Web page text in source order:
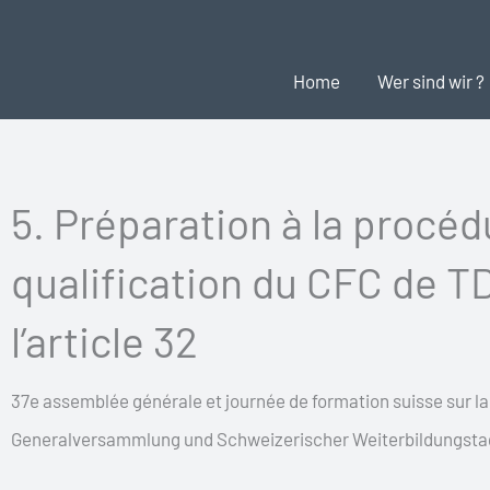
Home Wer sind wir ?
5. Préparation à la
qualification du CFC de
l’article 32
37e assemblée générale et journée de formation suisse sur
Generalversammlung und Schweizerischer